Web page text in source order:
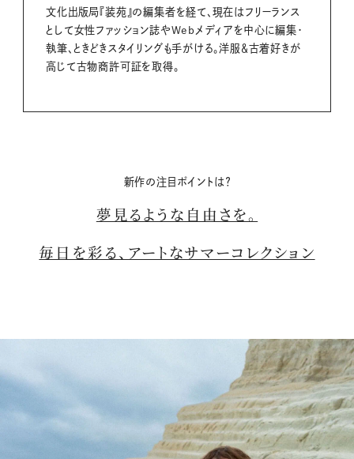
文化出版局『装苑』の編集者を経て、現在はフリーランス
として女性ファッション誌やWebメディアを中心に編集・
執筆、ときどきスタイリングも手がける。洋服＆古着好きが
高じて古物商許可証を取得。
新作の注目ポイントは？
夢見るような自由さを。
毎日を彩る、アートなサマーコレクション